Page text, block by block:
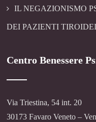
IL NEGAZIONISMO
DEI PAZIENTI TIROIDEI
Centro Benessere
Via Triestina, 54 int. 20
30173 Favaro Veneto –